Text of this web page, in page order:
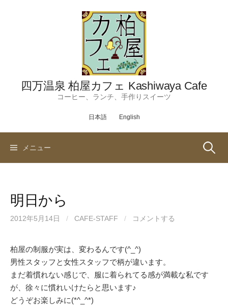
四万温泉 柏屋カフェ Kashiwaya Cafe
コーヒー、ランチ、手作りスイーツ
日本語 English
メニュー 検
明日から
2012年5月14日 / CAFE-STAFF / コメントする
柏屋の制服が実は、変わるんです(^_^)
男性スタッフと女性スタッフで柄が違います。
まだ着慣れない感じで、服に着られてる感が満載な私です
が、徐々に慣れいけたらと思います♪
どうぞお楽しみに(*^_^*)